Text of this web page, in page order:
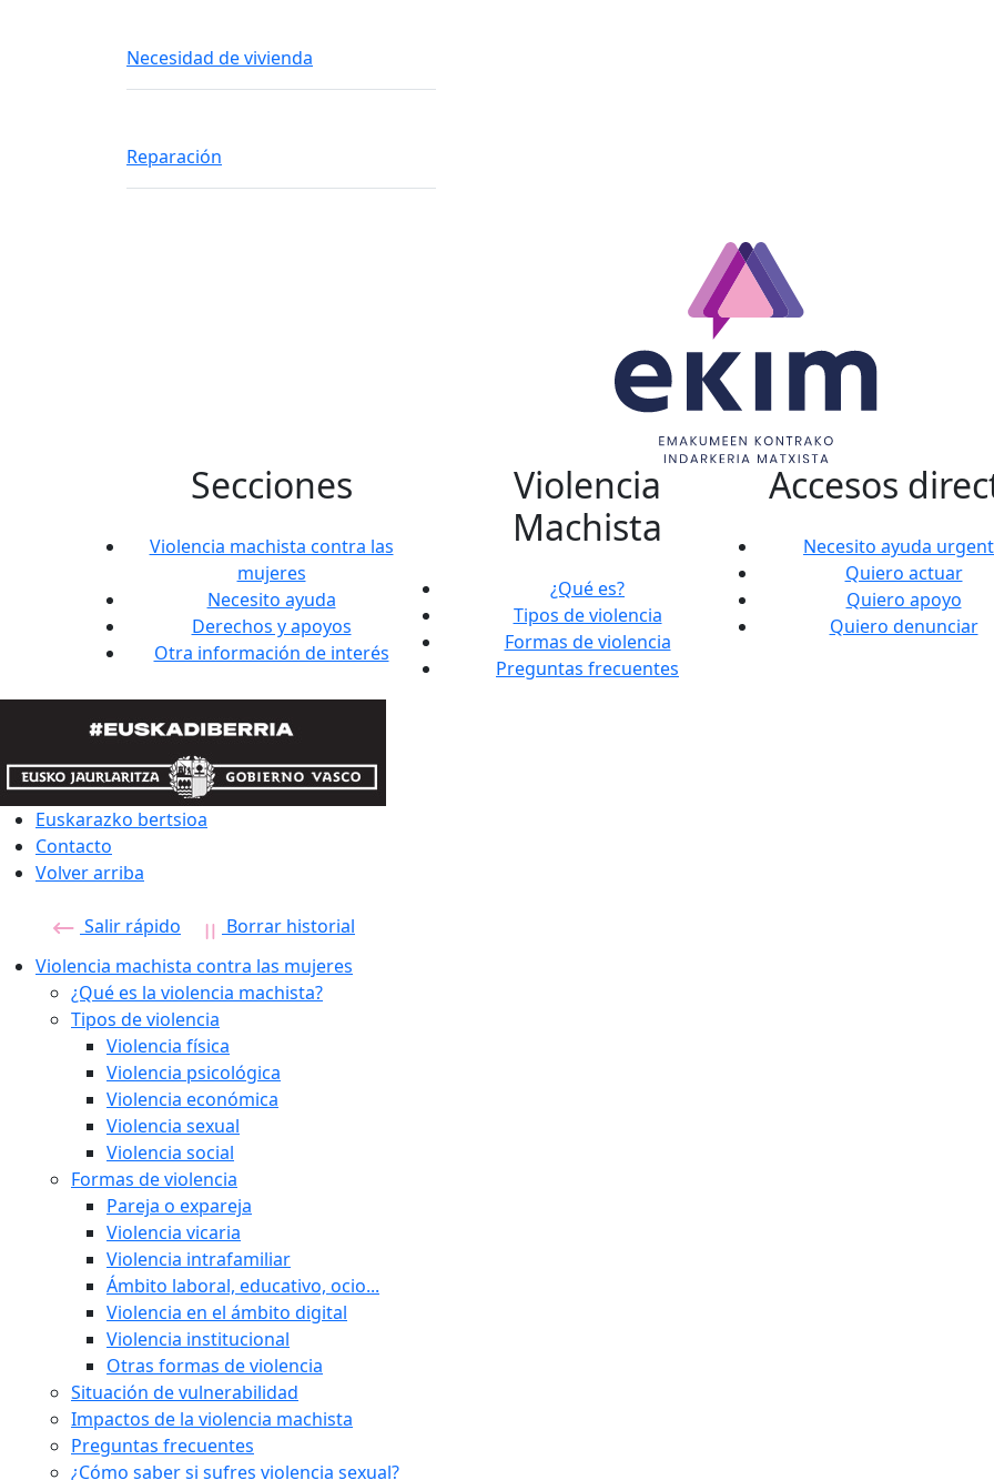
Necesidad de vivienda
Reparación
Secciones
Violencia machista contra las
mujeres
Necesito ayuda
Derechos y apoyos
Otra información de interés
Violencia
Machista
¿Qué es?
Tipos de violencia
Formas de violencia
Preguntas frecuentes
Accesos
Necesito ayuda
Quiero actuar
Quiero apoyo
Quiero denunciar
Euskarazko bertsioa
Contacto
Volver arriba
Salir rápido Borrar historial
Violencia machista contra las mujeres
¿Qué es la violencia machista?
Tipos de violencia
Violencia física
Violencia psicológica
Violencia económica
Violencia sexual
Violencia social
Formas de violencia
Pareja o expareja
Violencia vicaria
Violencia intrafamiliar
Ámbito laboral, educativo, ocio...
Violencia en el ámbito digital
Violencia institucional
Otras formas de violencia
Situación de vulnerabilidad
Impactos de la violencia machista
Preguntas frecuentes
¿Cómo saber si sufres violencia sexual?